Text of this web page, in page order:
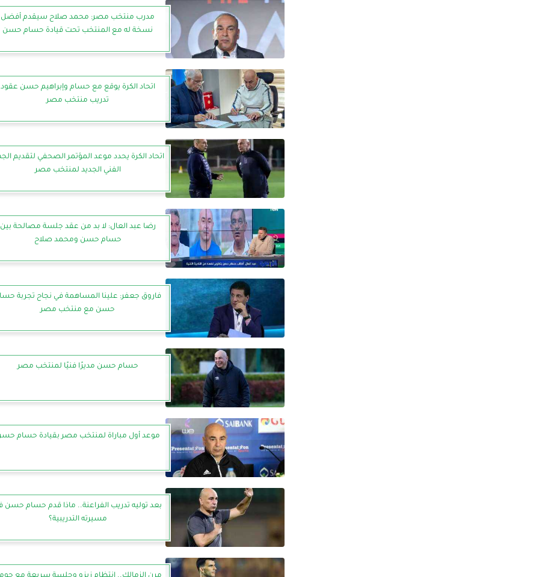
مدرب منتخب مصر: محمد صلاح سيقدم أفضل
نسخة له مع المنتخب تحت قيادة حسام حسن
اتحاد الكرة يوقع مع حسام وإبراهيم حسن عقود
تدريب منتخب مصر
اتحاد الكرة يحدد موعد المؤتمر الصحفي لتقديم
الفني الجديد لمنتخب مصر
رضا عبد العال: لا بد من عقد جلسة مصالحة بين
حسام حسن ومحمد صلاح
فاروق جعفر: علينا المساهمة في نجاح تجربة
حسن مع منتخب مصر
حسام حسن مديرًا فنيًا لمنتخب مصر
موعد أول مباراة لمنتخب مصر بقيادة حسام
بعد توليه تدريب الفراعنة.. ماذا قدم حسام حسن
مسيرته التدريبية؟